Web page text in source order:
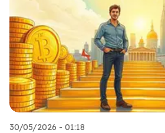
30/05/2026 - 01:18